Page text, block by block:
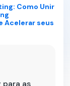
Como Unir
Acelerar seus
as